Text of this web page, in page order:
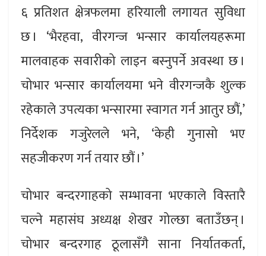
६ प्रतिशत क्षेत्रफलमा हरियाली लगायत सुविधा
छ । ‘भैरहवा, वीरगन्ज भन्सार कार्यालयहरूमा
मालवाहक सवारीको लाइन बस्नुपर्ने अवस्था छ ।
चोभार भन्सार कार्यालयमा भने वीरगन्जकै शुल्क
रहेकाले उपत्यका भन्सारमा स्वागत गर्न आतुर छौं,’
निर्देशक गजुरेलले भने, ‘केही गुनासो भए
सहजीकरण गर्न तयार छौं ।’
चोभार बन्दरगाहको सम्भावना भएकाले विस्तारै
चल्ने महासंघ अध्यक्ष शेखर गोल्छा बताउँछन् ।
चोभार बन्दरगाह ठूलासँगै साना निर्यातकर्ता,